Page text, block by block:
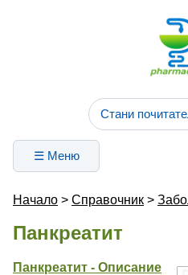
Стани
☰ Меню
Начало > Справочник >
Панкреатит
Панкреатит - Описание